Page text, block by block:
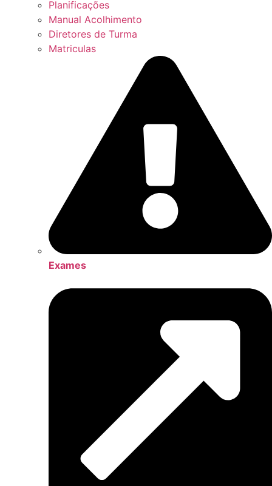
Planificações
Manual Acolhimento
Diretores de Turma
Matriculas
Exames